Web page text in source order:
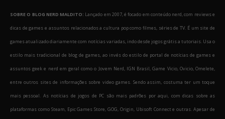
SOBRE O BLOG NERD MALDITO: Lançado em 2007, é focado em conteúdo nerd, com reviews e
dicas de games e assuntos relacionados a cultura pop como filmes, séries de TV. É um site de
games atualizado diariamente com notícias variadas, indo desde jogos grátis a tutoriais. Usa o
estilo mais tradicional de blog de games, ao invés do estilo de portal de notícias de games e
assuntos geek e nerd em geral como o Jovem Nerd, IGN Brasil, Game Vicio, Ovicio, Omelete,
entre outros sites de informações sobre video games. Sendo assim, costuma ter um toque
mais pessoal. As notícias de jogos de PC são mais padrões por aqui, com dicas sobre as
plataformas como Steam, Epic Games Store, GOG, Origin, Ubisoft Connect e outras. Apesar de